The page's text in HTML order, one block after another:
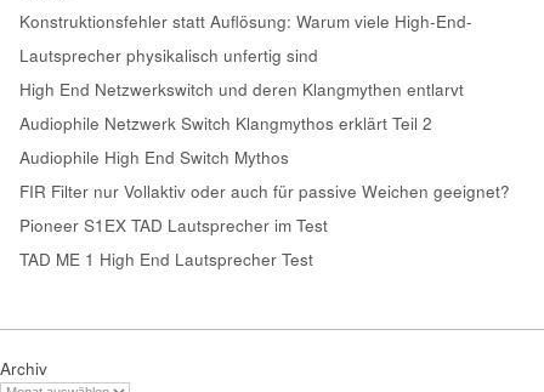
Konstruktionsfehler statt Auflösung: Warum viele High-End-
Lautsprecher physikalisch unfertig sind
High End Netzwerkswitch und deren Klangmythen entlarvt
Audiophile Netzwerk Switch Klangmythos erklärt Teil 2
Audiophile High End Switch Mythos
FIR Filter nur Vollaktiv oder auch für passive Weichen geeignet?
Pioneer S1EX TAD Lautsprecher im Test
TAD ME 1 High End Lautsprecher Test
Archiv